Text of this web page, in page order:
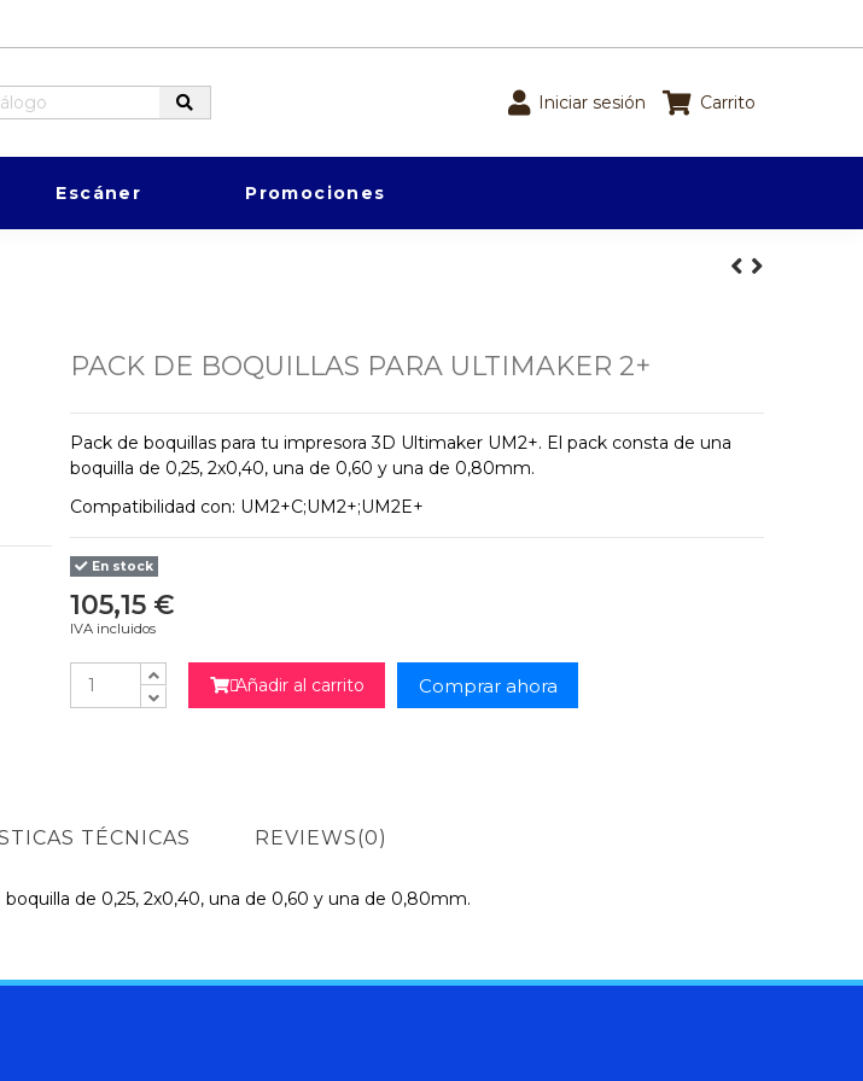
Iniciar sesión Carrito
Escáner Promociones
PACK DE BOQUILLAS PARA ULTIMAKER 2+
Pack de boquillas para tu impresora 3D Ultimaker UM2+. El pack consta de una
boquilla de 0,25, 2x0,40, una de 0,60 y una de 0,80mm.
Compatibilidad con: UM2+C;UM2+;UM2E+
En stock
105,15 €
IVA incluidos

Añadir al carrito Comprar ahora
TÉCNICAS REVIEWS(0)
de 0,25, 2x0,40, una de 0,60 y una de 0,80mm.